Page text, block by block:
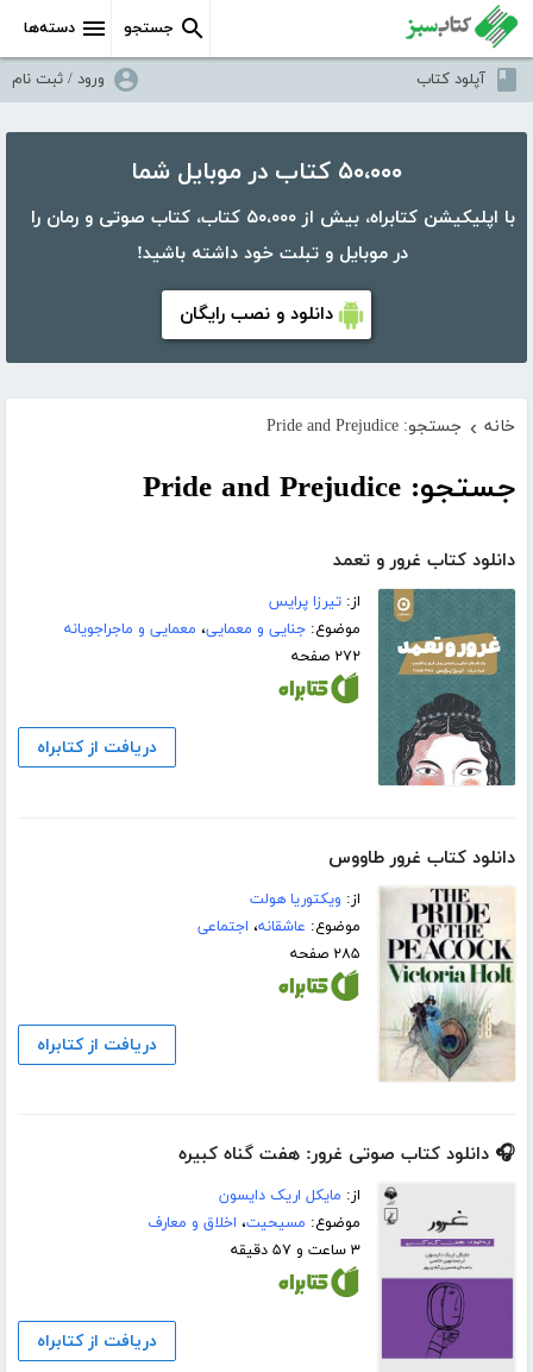
دسته‌ها جستجو
آپلود کتاب ورود / ثبت نام
۵۰،۰۰۰ کتاب در موبایل شما
با اپلیکیشن کتابراه، بیش از ۵۰،۰۰۰ کتاب، کتاب صوتی و رمان را
در موبایل و تبلت خود داشته باشید!
دانلود و نصب رایگان
خانه › جستجو: Pride and Prejudice
جستجو: Pride and Prejudice
دانلود کتاب غرور و تعمد
از:تیرزا پرایس
موضوع:جنایی و معمایی، معمایی و ماجراجویانه
۲۷۲ صفحه
دریافت از کتابراه
دانلود کتاب غرور طاووس
از: ویکتوریا هولت
موضوع: عاشقانه، اجتماعی
۲۸۵ صفحه
دریافت از کتابراه
🎧 دانلود کتاب صوتی غرور: هفت گناه کبیره
از: مایکل اریک دایسون
موضوع: مسیحیت، اخلاق و معارف
۳ ساعت و ۵۷ دقیقه
دریافت از کتابراه